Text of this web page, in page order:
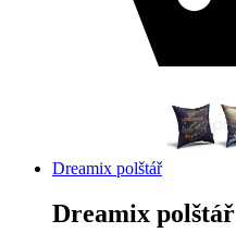
Dreamix polštář
Dreamix polštář